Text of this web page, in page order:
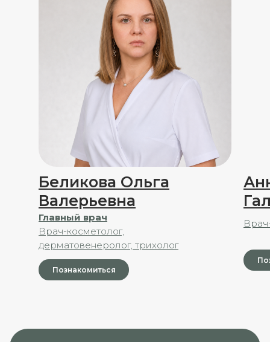
Познакомиться
Беликова Ольга
Валерьевна
Главный врач
Врач-косметолог,
дерматовенеролог, трихолог